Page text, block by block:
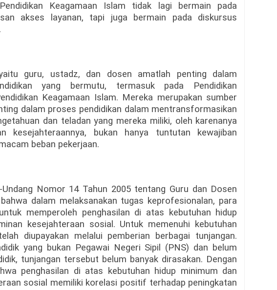
Keagamaan Islam tidak lagi bermain pada
akses layanan, tapi juga bermain pada diskursus
guru, ustadz, dan dosen amatlah penting dalam
yang bermutu, termasuk pada Pendidikan
Keagamaan Islam. Mereka merupakan sumber
dalam proses pendidikan dalam mentransformasikan
dan teladan yang mereka miliki, oleh karenanya
kesejahteraannya, bukan hanya tuntutan kewajiban
beban pekerjaan.
Undang Nomor 14 Tahun 2005 tentang Guru dan Dosen
dalam melaksanakan tugas keprofesionalan, para
memperoleh penghasilan di atas kebutuhan hidup
kesejahteraan sosial. Untuk memenuhi kebutuhan
diupayakan melalui pemberian berbagai tunjangan.
yang bukan Pegawai Negeri Sipil (PNS) dan belum
tunjangan tersebut belum banyak dirasakan. Dengan
penghasilan di atas kebutuhan hidup minimum dan
sosial memiliki korelasi positif terhadap peningkatan